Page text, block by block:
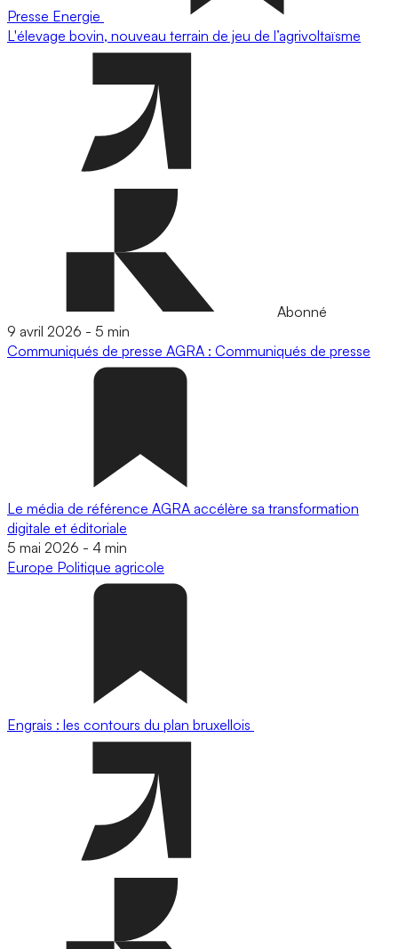
Presse Energie
L'élevage bovin, nouveau terrain de jeu de l’agrivoltaïsme
Abonné
9 avril 2026 - 5 min
Communiqués de presse AGRA : Communiqués de presse
Le média de référence AGRA accélère sa transformation
digitale et éditoriale
5 mai 2026 - 4 min
Europe Politique agricole
Engrais : les contours du plan bruxellois